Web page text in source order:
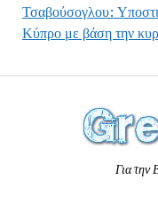
Τσαβούσογλου:
Κύπρο με βάση την
Για την